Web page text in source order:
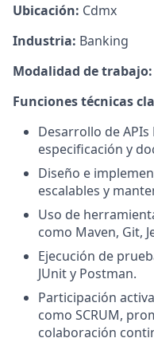
Ubicación: Cdmx
Industria: Banking
Modalidad de trabajo:
Funciones técnicas
Desarrollo de APIs
especificación y
Diseño e
escalables y
Uso de
como Maven, Git,
Ejecución de
JUnit y Postman.
Participación
como SCRUM,
colaboración